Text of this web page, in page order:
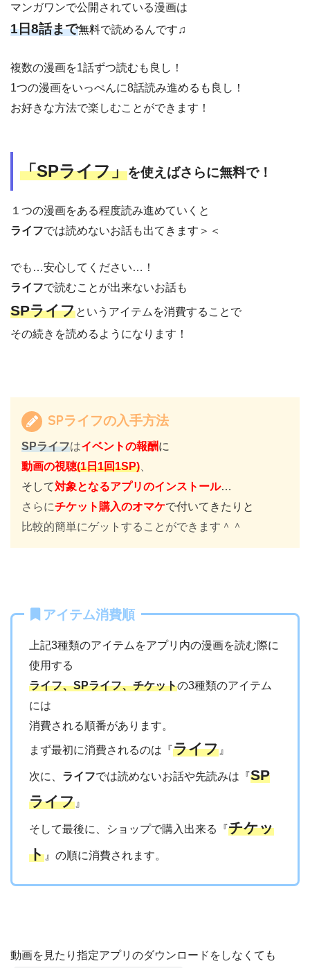
マンガワンで公開されている漫画は
1日8話まで無料で読めるんです♫
複数の漫画を1話ずつ読むも良し！
1つの漫画をいっぺんに8話読み進めるも良し！
お好きな方法で楽しむことができます！
「SPライフ」を使えばさらに無料で！
１つの漫画をある程度読み進めていくと
ライフでは読めないお話も出てきます＞＜
でも…安心してください…！
ライフで読むことが出来ないお話も
SPライフというアイテムを消費することで
その続きを読めるようになります！
SPライフの入手方法
SPライフはイベントの報酬に
動画の視聴(1日1回1SP)
そして対象となるアプリのインストール…
さらにチケット購入のオマケで付いてきたりと
比較的簡単にゲットすることができます＾＾
アイテム消費順
上記3種類のアイテムをアプリ内の漫画を読む際に
使用する
ライフ、SPライフ、チケットの3種類のアイテム
には
消費される順番があります。
まず最初に消費されるのは『ライフ 』
次に、 ライフでは読めないお話や先読みは『SP
ライフ 』
そして最後に、ショップで購入出来る『チケッ
ト 』の順に消費されます。
動画を見たり指定アプリのダウンロードをしなくても